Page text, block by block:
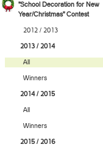
"School Decoration for New
Year/Christmas" Contest
2012 / 2013
2013 / 2014
All
Winners
2014 / 2015
All
Winners
2015 / 2016